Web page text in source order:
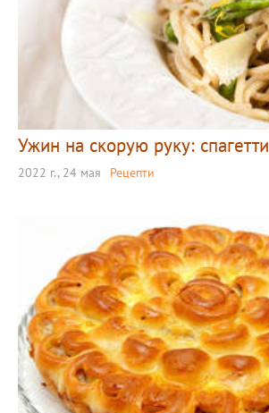
Ужин на скорую руку:
2022 г., 24 мая Рецепти